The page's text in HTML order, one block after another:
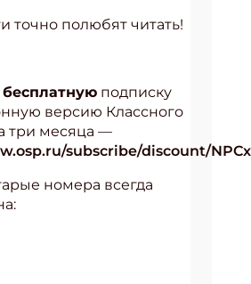
точно полюбят читать!
бесплатную подписку
версию Классного
три месяца —
subscribe/discount/
номера всегда